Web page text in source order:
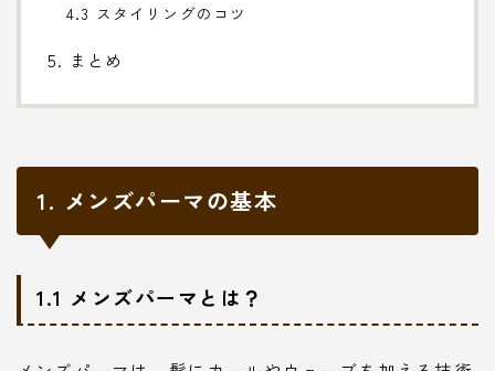
4.3 スタイリングのコツ
5. まとめ
1. メンズパーマの基本
1.1 メンズパーマとは？